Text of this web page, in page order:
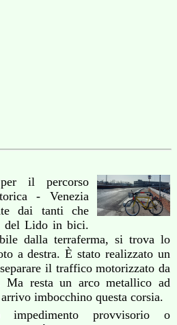
il percorso
- Venezia
dai tanti che
del Lido in bici.
dalla terraferma, si trova lo
a destra. È stato realizzato un
il traffico motorizzato da
Ma resta un arco metallico ad
imbocchino questa corsia.
provvisorio o